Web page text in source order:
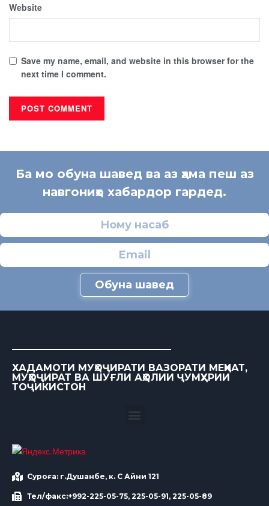
Website
Save my name, email, and website in this browser for the
next time I comment.
Ба мо обуна шавед ва аз ҳама пеш аз
навгониҳо хабардор гардед.
Обуна шавед
ХАДАМОТИ МУҲОҶИРАТИ ВАЗОРАТИ МЕҲНАТ,
МУҲОҶИРАТ ВА ШУҒЛИ АҲОЛИИ ҶУМҲУРИИ
ТОҶИКИСТОН
Суроға: г.Душанбе, к. С Айни 121
Тел/факс:+992-225-05-75, 225-05-91, 225-05-89